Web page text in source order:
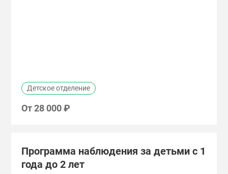
Детское отделение
От28 000 ₽
Программа наблюдения за детьми с 1
года до 2 лет